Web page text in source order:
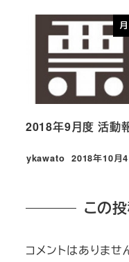
2018年9月度 活動
ykawato
投稿日
2018年10月
この
コメントはありませ